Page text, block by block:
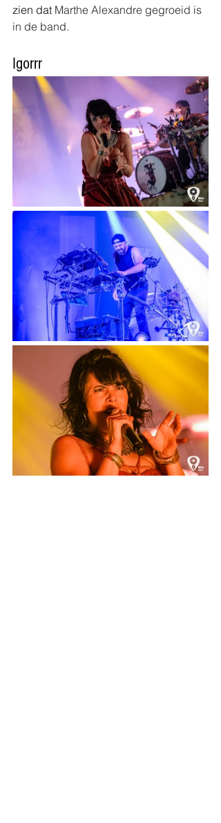
zien dat Marthe Alexandre gegroeid is
in de band.
Igorrr